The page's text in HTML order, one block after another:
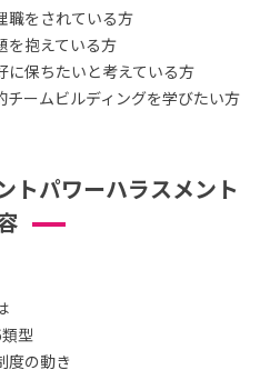
職をされている方
を抱えている方
に保ちたいと考えている方
チームビルディングを学びたい方
トパワーハラスメント
型
度の動き